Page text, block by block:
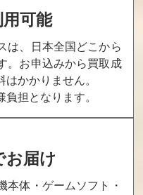
用可能
は、日本全国どこから
。お申込みから買取成
かかりません。
担となります。
お届け
本体・ゲームソフト・